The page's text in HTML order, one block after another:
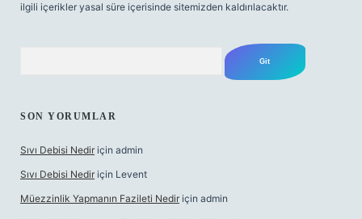
ilgili içerikler yasal süre içerisinde sitemizden kaldırılacaktır.
SON YORUMLAR
Sıvı Debisi Nedir için admin
Sıvı Debisi Nedir için Levent
Müezzinlik Yapmanın Fazileti Nedir için admin